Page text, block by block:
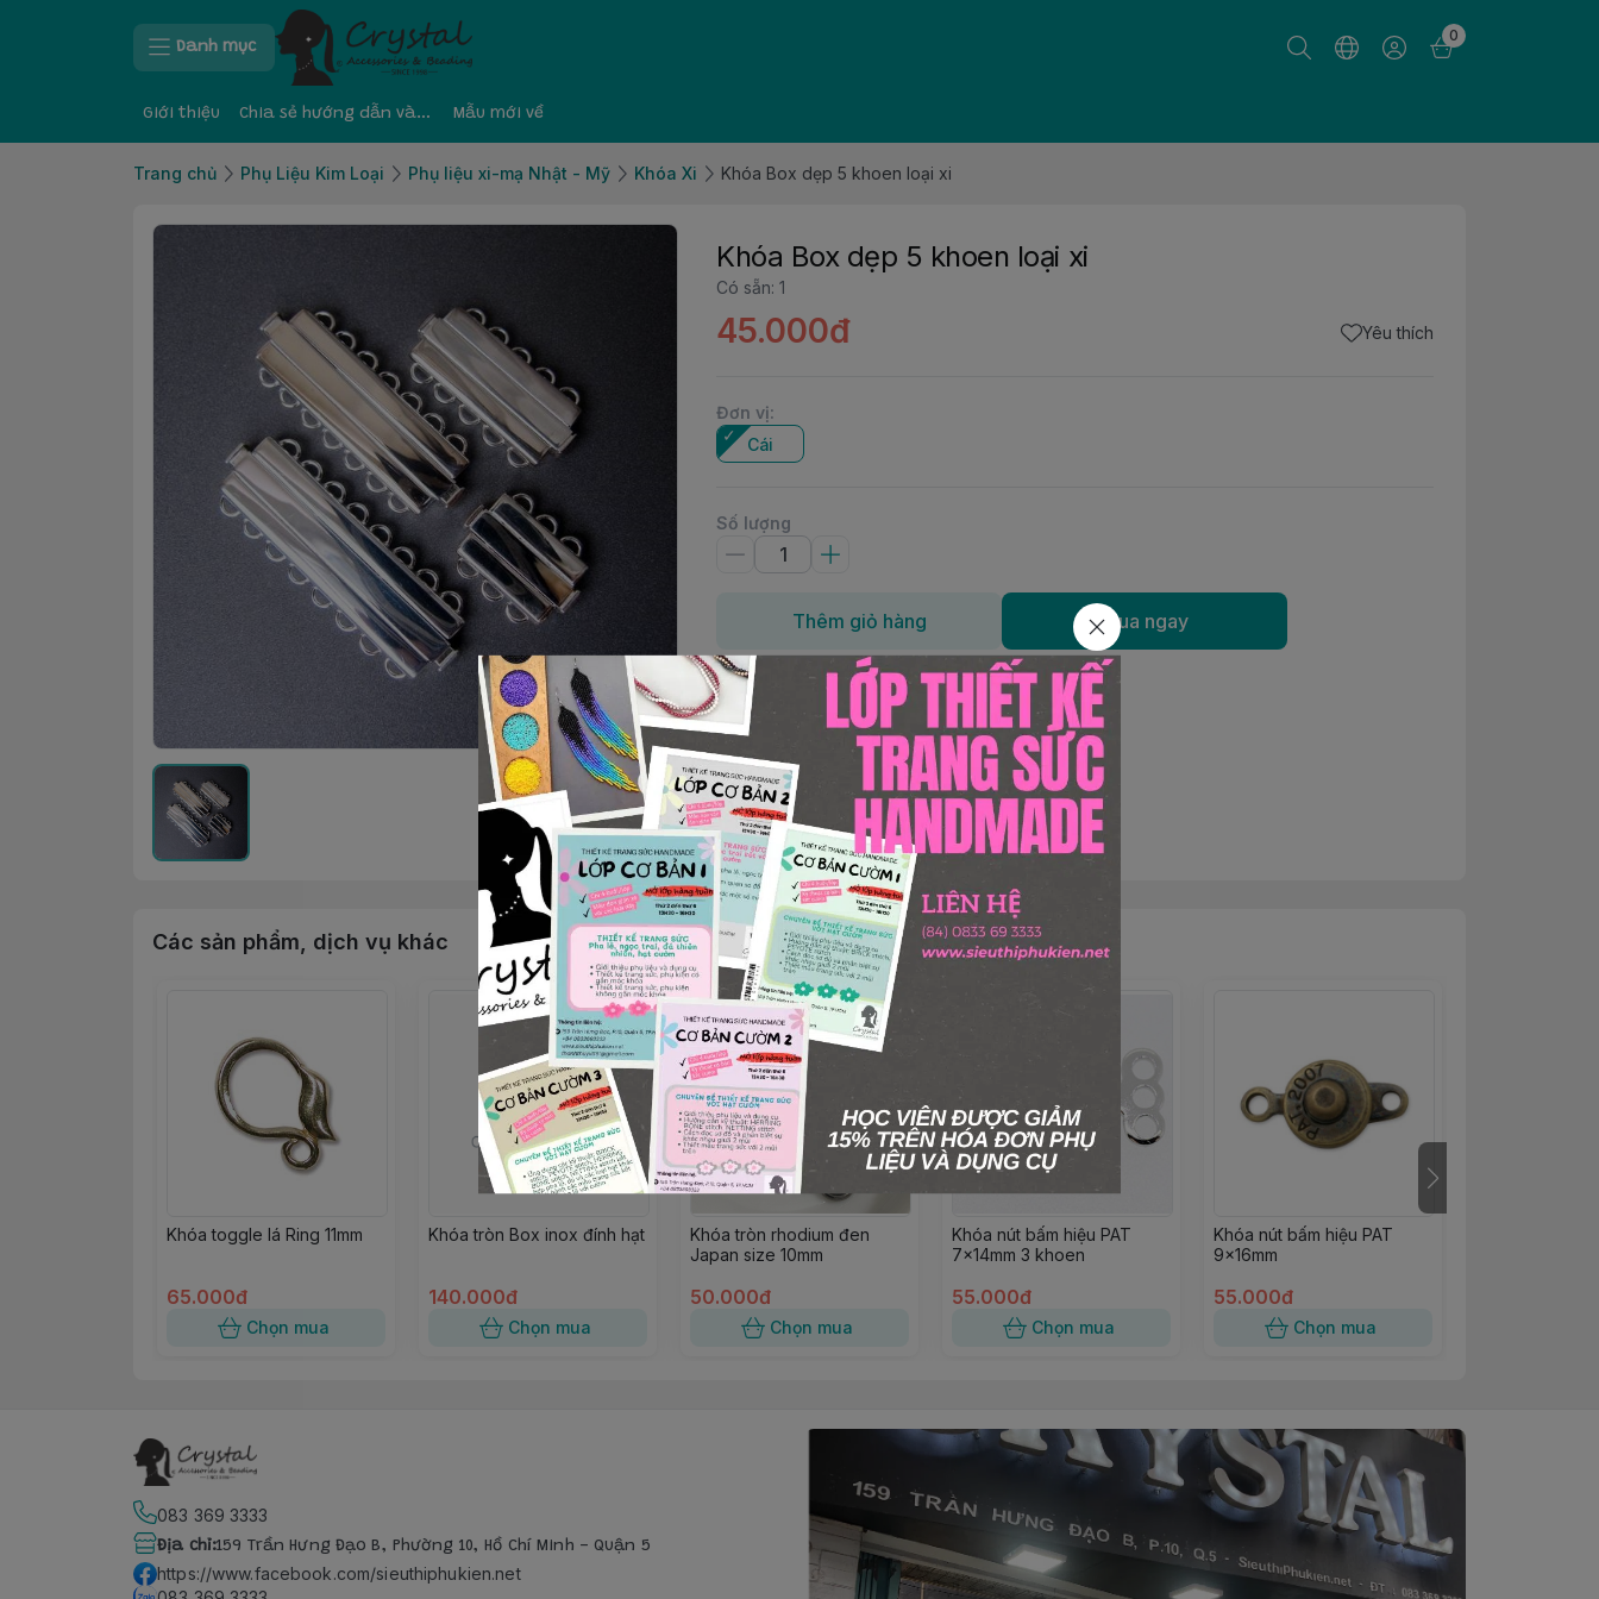
Danh mục
0
Giới thiệu Chia sẻ hướng dẫn và kinh nghiệm Mẫu mới về
Trang chủ Phụ Liệu Kim Loại Phụ liệu xi-mạ Nhật - Mỹ Khóa Xi Khóa Box dẹp 5 khoen loại xi
Khóa Box dẹp 5 khoen loại xi
Có sẵn: 1
45.000đ Yêu thích
Đơn vị:
Cái
Số lượng
Thêm giỏ hàng Mua ngay
Các sản phẩm, dịch vụ khác
Khóa toggle lá Ring 11mm
65.000đ
Chọn mua
Khóa tròn Box inox đính hạt
140.000đ
Chọn mua
Khóa tròn rhodium đen
Japan size 10mm
50.000đ
Chọn mua
Khóa nút bấm hiệu PAT
7×14mm 3 khoen
55.000đ
Chọn mua
Khóa nút bấm hiệu PAT
9×16mm
55.000đ
Chọn mua
083 369 3333
Địa chỉ:159 Trần Hưng Đạo B, Phường 10, Hồ Chí Minh - Quận 5
https://www.facebook.com/sieuthiphukien.net